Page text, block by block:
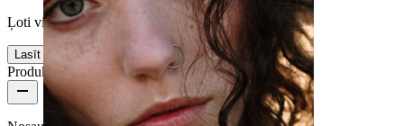
Ļoti vienkārša
Lasīt vairāk
Produkta informācija